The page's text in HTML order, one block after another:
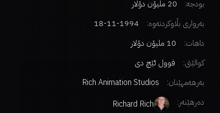
بودجە:
20 ملیۆن دۆلار
بەرواری بڵاوکردنەوە:
1994-11-18
داهات:
10 ملیۆن دۆلار
کوالێتی:
فوول ئێچ دی
بەرهەمهێنان:
Rich Animation Studios
دەرهێنەر:
Richard Rich